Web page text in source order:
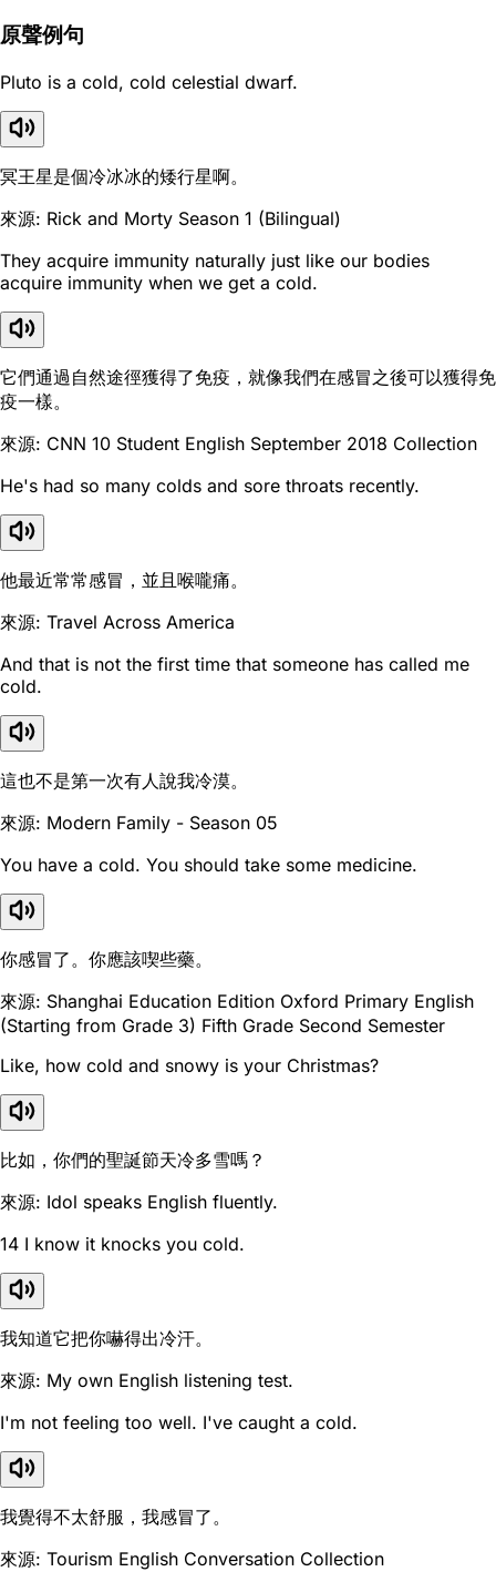
原聲例句
Pluto is a cold, cold celestial dwarf.
冥王星是個冷冰冰的矮行星啊。
來源: Rick and Morty Season 1 (Bilingual)
They acquire immunity naturally just like our bodies
acquire immunity when we get a cold.
它們通過自然途徑獲得了免疫，就像我們在感冒之後可以獲得免
疫一樣。
來源: CNN 10 Student English September 2018 Collection
He's had so many colds and sore throats recently.
他最近常常感冒，並且喉嚨痛。
來源: Travel Across America
And that is not the first time that someone has called me
cold.
這也不是第一次有人說我冷漠。
來源: Modern Family - Season 05
You have a cold. You should take some medicine.
你感冒了。你應該喫些藥。
來源: Shanghai Education Edition Oxford Primary English
(Starting from Grade 3) Fifth Grade Second Semester
Like, how cold and snowy is your Christmas?
比如，你們的聖誕節天冷多雪嗎？
來源: Idol speaks English fluently.
14 I know it knocks you cold.
我知道它把你嚇得出冷汗。
來源: My own English listening test.
I'm not feeling too well. I've caught a cold.
我覺得不太舒服，我感冒了。
來源: Tourism English Conversation Collection